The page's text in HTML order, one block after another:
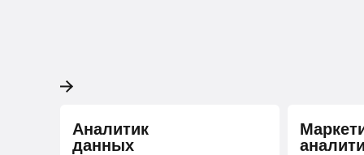
Аналитик
данных